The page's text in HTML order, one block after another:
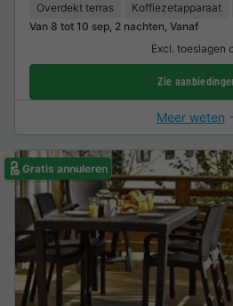
Overdekt terras Koffiezetapparaat
Van 8 tot 10 sep, 2 nachten, Vanaf
Excl. toeslagen
Zie
Meer weten
Gratis annuleren